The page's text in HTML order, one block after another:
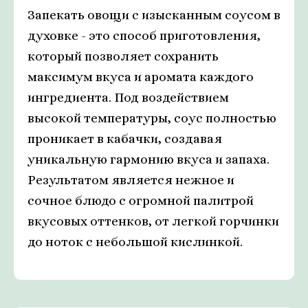
Запекать овощи с изысканным соусом в
духовке - это способ приготовления,
который позволяет сохранить
максимум вкуса и аромата каждого
ингредиента. Под воздействием
высокой температуры, соус полностью
проникает в кабачки, создавая
уникальную гармонию вкуса и запаха.
Результатом является нежное и
сочное блюдо с огромной палитрой
вкусовых оттенков, от легкой горчинки
до ноток с небольшой кислинкой.